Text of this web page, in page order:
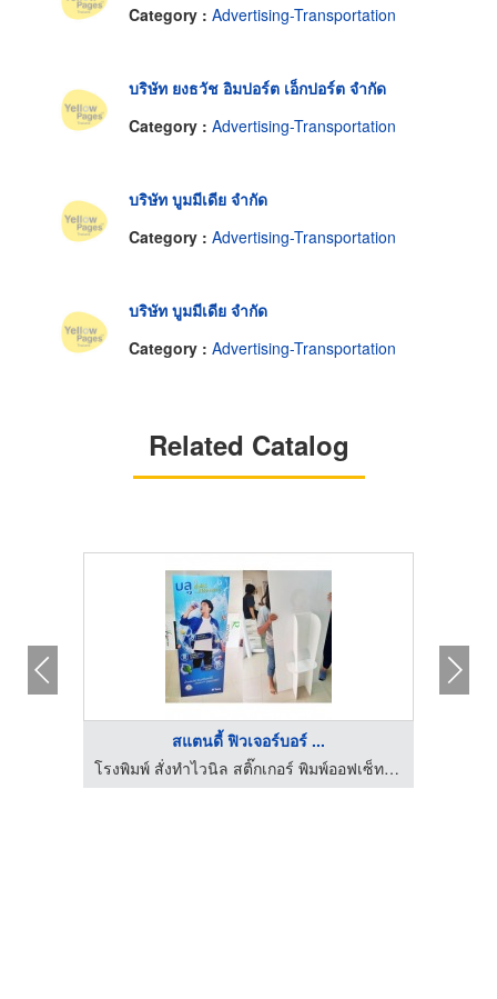
Category : Advertising-Transportation
บริษัท ยงธวัช อิมปอร์ต เอ็กปอร์ต จำกัด
Category : Advertising-Transportation
บริษัท บูมมีเดีย จำกัด
Category : Advertising-Transportation
บริษัท บูมมีเดีย จำกัด
Category : Advertising-Transportation
Related Catalog
สแตนดี้ ฟิวเจอร์บอร์ ...
โรงพิมพ์ สั่งทำไวนิล สติ๊กเกอร์ พิมพ์ออฟเซ็ท ดิจิตอลพริ้นติ้ง - นรภัทร พริ้นติ้ง แอนด์ ซัพพลายส์